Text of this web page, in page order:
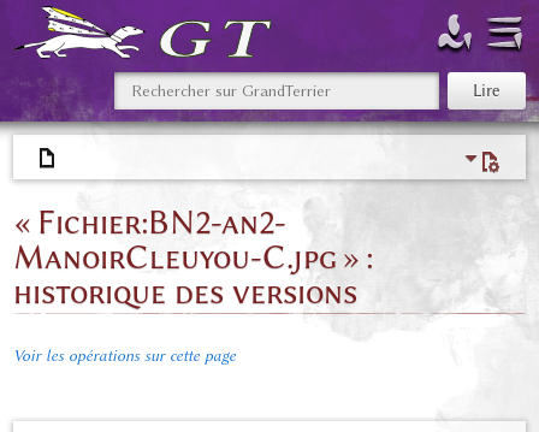
« Fichier:BN2-an2-
ManoirCleuyou-C.jpg » :
historique des versions
Voir les opérations sur cette page